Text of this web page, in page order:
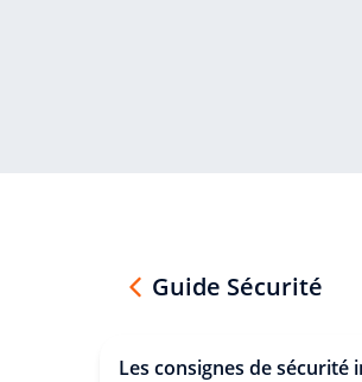
Guide Sécurité
Les consignes de sécurité